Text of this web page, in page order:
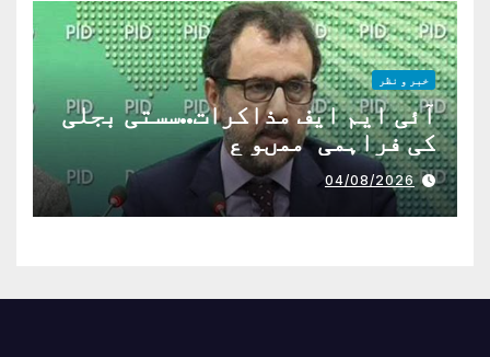
خبر و نظر
آئی ایم ایف مذاکرات..سستی بجلی
کی فراہمی ممںو ع
04/08/2026